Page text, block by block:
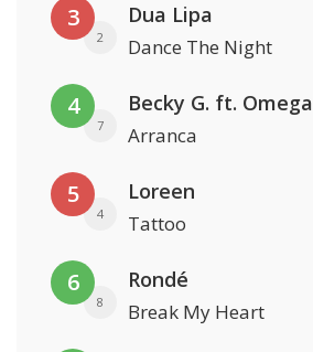
3
2
Dua Lipa
Dance The Night
4
7
Becky G. ft. Omega
Arranca
5
4
Loreen
Tattoo
6
8
Rondé
Break My Heart